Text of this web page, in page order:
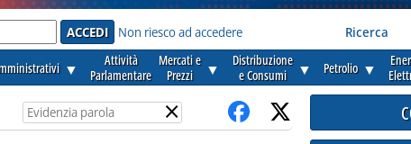
Non riesco ad accedere Ricerca
▼
Attività
Parlamentare
Mercati e
Prezzi
▼
Distribuzione
e Consumi
▼ Petrolio ▼
×